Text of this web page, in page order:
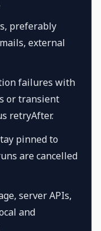
preferably
external
failures with
or transient
retryAfter.
pinned to
are cancelled
server APIs,
and